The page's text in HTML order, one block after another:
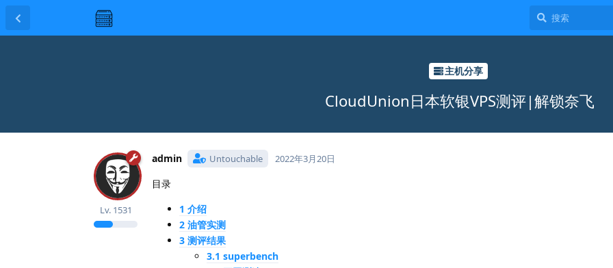
主机分享
CloudUnion日本软银VPS测评|解锁奈飞
admin Untouchable
Lv. 1531
2022年3月20日
目录
1 介绍
2 油管实测
3 测评结果
3.1 superbench